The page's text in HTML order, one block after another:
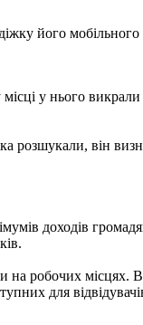
його
у нього
розшукали, він
доходів
робочих місцях.
для